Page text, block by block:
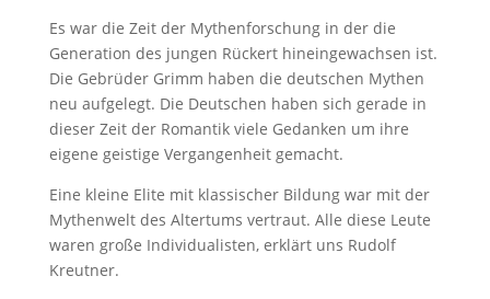
Es war die Zeit der Mythenforschung in der die
Generation des jungen Rückert hineingewachsen ist.
Die Gebrüder Grimm haben die deutschen Mythen
neu aufgelegt. Die Deutschen haben sich gerade in
dieser Zeit der Romantik viele Gedanken um ihre
eigene geistige Vergangenheit gemacht.
Eine kleine Elite mit klassischer Bildung war mit der
Mythenwelt des Altertums vertraut. Alle diese Leute
waren große Individualisten, erklärt uns Rudolf
Kreutner.